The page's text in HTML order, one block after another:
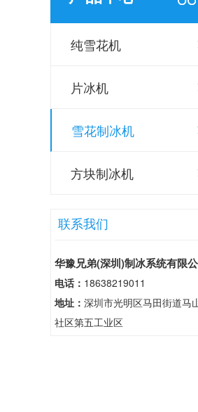
纯雪花机
片冰机
雪花制冰机
方块制冰机
联系我们
华豫兄弟(深圳)制冰系统有限
电话： 18638219011
地址： 深圳市光明区马田街道马
社区第五工业区